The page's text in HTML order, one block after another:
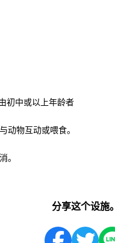
初中或以上年龄者
动物互动或喂食。
。
分享这个设施。